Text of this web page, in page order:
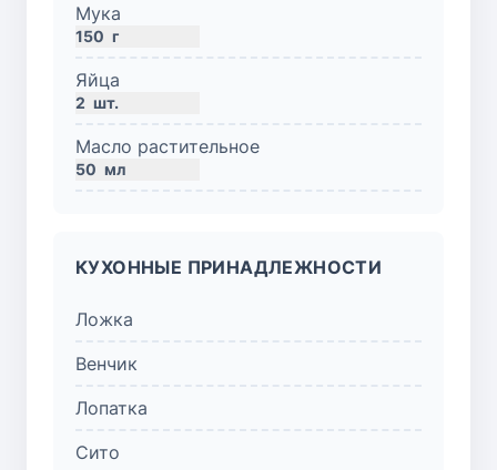
Мука
150 г
Яйца
2 шт.
Масло растительное
50 мл
КУХОННЫЕ ПРИНАДЛЕЖНОСТИ
Ложка
Венчик
Лопатка
Сито